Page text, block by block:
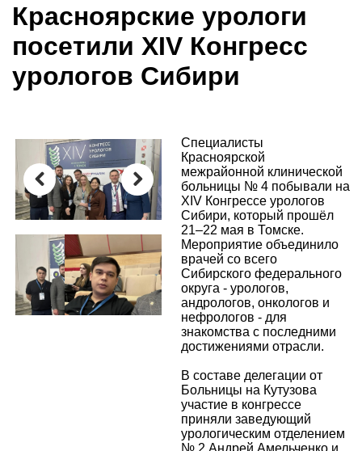
Красноярские урологи
посетили XIV Конгресс
урологов Сибири
Previous Next
Специалисты
Красноярской
межрайонной клинической
больницы № 4 побывали на
XIV Конгрессе урологов
Сибири, который прошёл
21–22 мая в Томске.
Мероприятие объединило
врачей со всего
Сибирского федерального
округа - урологов,
андрологов, онкологов и
нефрологов - для
знакомства с последними
достижениями отрасли.
В составе делегации от
Больницы на Кутузова
участие в конгрессе
приняли заведующий
урологическим отделением
№ 2 Андрей Амельченко и